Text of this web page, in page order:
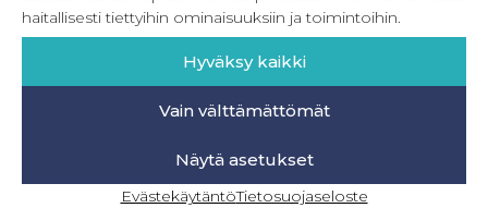
haitallisesti tiettyihin ominaisuuksiin ja toimintoihin.
Hyväksy kaikki
Vain välttämättömät
Näytä asetukset
EvästekäytäntöTietosuojaseloste
OMA TILI – KIRJAUTUMINEN